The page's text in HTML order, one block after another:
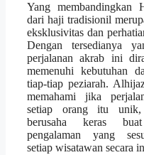
Yang membandingkan
dari haji tradisionil
eksklusivitas dan
Dengan tersedianya
perjalanan akrab ini
memenuhi kebutuhan
tiap-tiap peziarah.
memahami jika
setiap orang itu
berusaha keras
pengalaman yang
setiap wisatawan secara